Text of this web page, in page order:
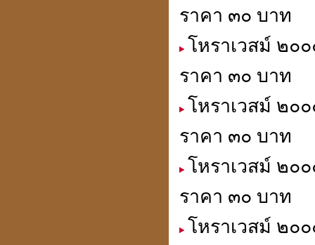
ราคา ๓๐ บาท
โหราเวสม์ ๒
ราคา ๓๐ บาท
โหราเวสม์ ๒
ราคา ๓๐ บาท
โหราเวสม์ ๒
ราคา ๓๐ บาท
โหราเวสม์ ๒